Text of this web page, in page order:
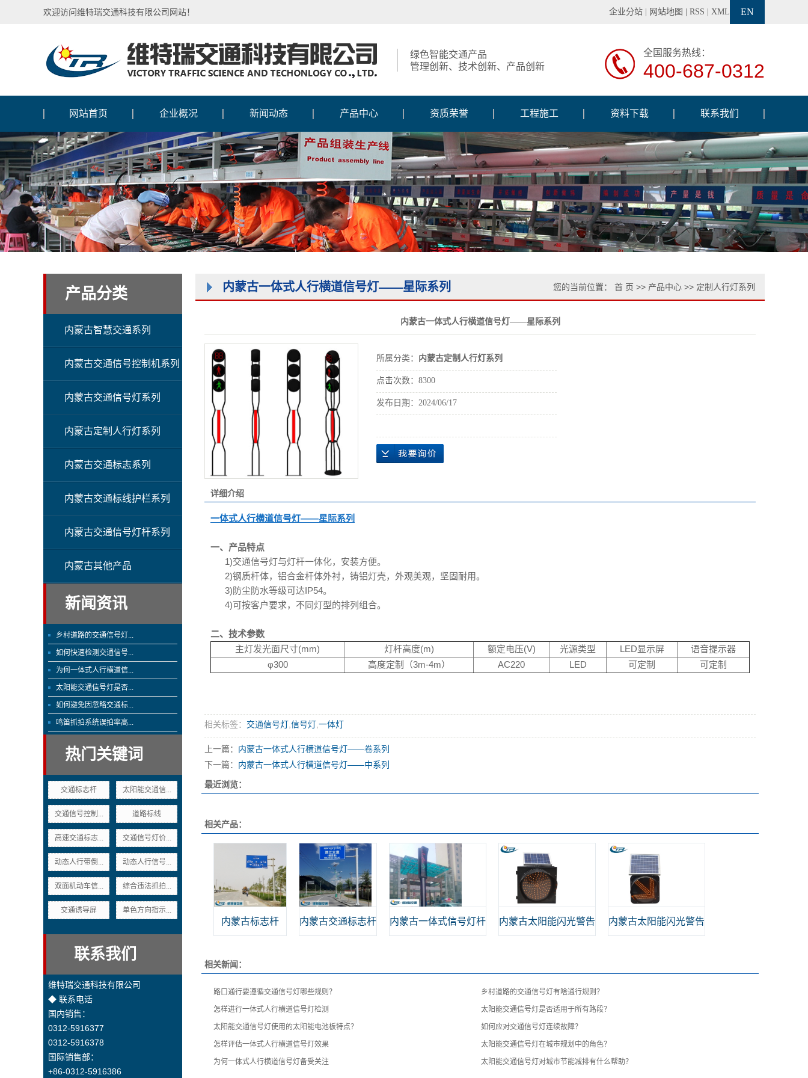
欢迎访问维特瑞交通科技有限公司网站！ EN
企业分站 网站地图 RSS XML
绿色智能交通产品
管理创新、技术创新、产品创新
全国服务热线：
400-687-0312
网站首页 企业概况
公司介绍
企业文化
企业图腾
国际合作
加入我们
新闻动态
行业动态
媒体报道
公司新闻
人物风采
产品中心
内蒙古智慧交通系列
内蒙古交通信号控制
机系列
内蒙古交通信号灯系
列
内蒙古定制人行灯系
列
内蒙古交通标志系列
系列
内蒙古交通信号灯杆
系列
内蒙古其他产品
资质荣誉
获得荣誉
资质证书
知识产权
工程施工
工程案例
施工设备
施工现场
生产检测设备
资料下载
调试软件
交通信号灯说明书
交通信号机说明书
巡闪标志牌说明书
联系我们
产品分类
内蒙古智慧交通系列
内蒙古交通信号控制机系列
内蒙古交通信号灯系列
内蒙古定制人行灯系列
内蒙古交通标志系列
内蒙古交通标线护栏系列
内蒙古交通信号灯杆系列
内蒙古其他产品
新闻资讯
乡村道路的交通信号灯...
如何快速检测交通信号...
为何一体式人行横道信...
太阳能交通信号灯是否...
如何避免因忽略交通标...
鸣笛抓拍系统误拍率高...
热门关键词
交通标志杆 太阳能交通信...
交通信号控制... 道路标线
高速交通标志... 交通信号灯价...
动态人行带倒... 动态人行信号...
双面机动车信... 综合违法抓拍...
交通诱导屏 单色方向指示...
联系我们
维特瑞交通科技有限公司
◆ 联系电话
国内销售：
0312-5916377
0312-5916378
国际销售部：
+86-0312-5916386
内蒙古一体式人行横道信号灯——星际系列 您的当前位置： 首 页 >> 产品中心 >> 定制人行灯系列
内蒙古一体式人行横道信号灯——星际系列
所属分类： 内蒙古定制人行灯系列
点击次数： 8300
发布日期： 2024/06/17
详细介绍
一体式人行横道信号灯——星际系列
一、产品特点
1)交通信号灯与灯杆一体化，安装方便。
2)钢质杆体，铝合金杆体外衬，铸铝灯壳，外观美观，坚固耐用。
3)防尘防水等级可达IP54。
4)可按客户要求，不同灯型的排列组合。
二、技术参数
主灯发光面尺寸(mm)
灯杆高度(m) 额定电压(V) 光源类型 LED显示屏
语音提示器
φ300
高度定制（3m-4m） AC220 LED 可定制 可定制
相关标签： 交通信号灯 信号灯 一体灯
上一篇： 内蒙古一体式人行横道信号灯——卷系列
下一篇： 内蒙古一体式人行横道信号灯——中系列
最近浏览：
相关产品：
内蒙古标志杆 内蒙古交通标志杆 内蒙古一体式信号灯杆 内蒙古太阳能闪光警告 内蒙古太阳能闪光警告
相关新闻：
路口通行要遵循交通信号灯哪些规则？ 乡村道路的交通信号灯有啥通行规则？
怎样进行一体式人行横道信号灯检测 太阳能交通信号灯是否适用于所有路段？
太阳能交通信号灯使用的太阳能电池板特点？ 如何应对交通信号灯连续故障？
怎样评估一体式人行横道信号灯效果 太阳能交通信号灯在城市规划中的角色？
为何一体式人行横道信号灯备受关注 太阳能交通信号灯对城市节能减排有什么帮助？